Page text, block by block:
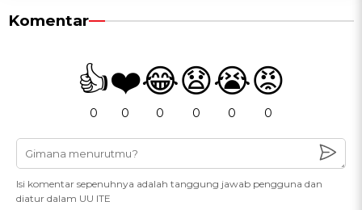
Komentar
👍
0
❤️
0
😂
0
😧
0
😭
0
😡
0
Isi komentar sepenuhnya adalah tanggung jawab pengguna dan
diatur dalam UU ITE